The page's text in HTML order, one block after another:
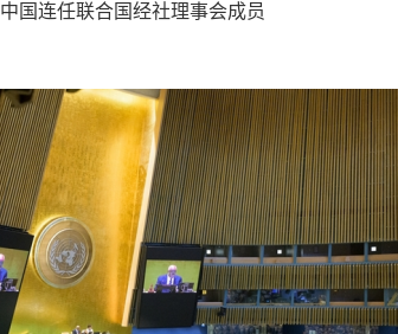
中国连任联合国经社理事会成员